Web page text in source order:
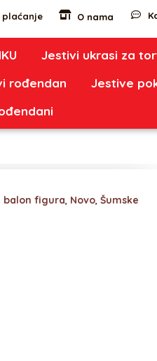
plaćanje O nama
Jestivi ukrasi za
rođendan
Jestive
figura, Novo, Šumske